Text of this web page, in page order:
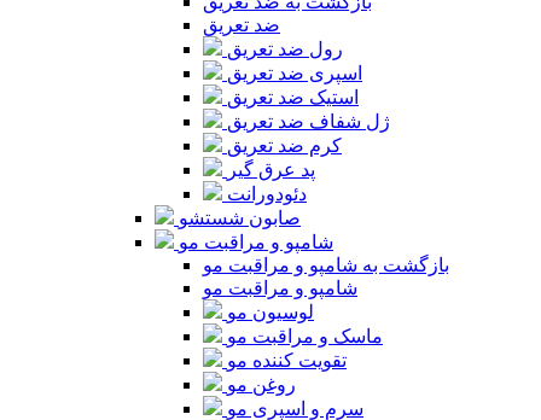
ضد تعریق
رول ضد تعریق
اسپری ضد تعریق
استیک ضد تعریق
ژل شفاف ضد تعریق
کرم ضد تعریق
پد عرق گیر
دئودورانت
صابون شستشو
شامپو و مراقبت مو
بازگشت به شامپو و مراقبت مو
شامپو و مراقبت مو
لوسیون مو
ماسک و مراقبت مو
تقویت کننده مو
روغن مو
سرم و اسپری مو